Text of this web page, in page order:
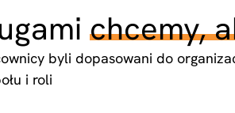
chcemy,
byli dopasowani do
i roli